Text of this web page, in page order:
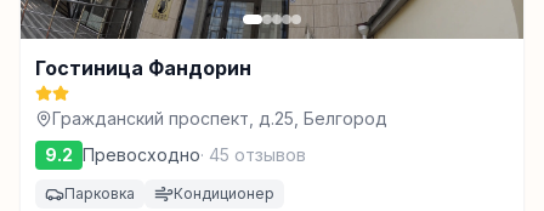
Гостиница Фандорин
Гражданский проспект, д.25, Белгород
9.2 Превосходно· 45 отзывов
Парковка Кондиционер